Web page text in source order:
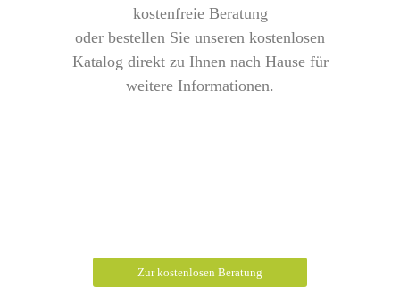
kostenfreie Beratung
oder bestellen Sie unseren kostenlosen
Katalog direkt zu Ihnen nach Hause für
weitere Informationen.
Zur kostenlosen Beratung